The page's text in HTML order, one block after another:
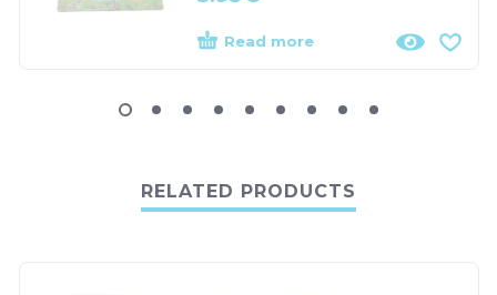
Read more
RELATED PRODUCTS